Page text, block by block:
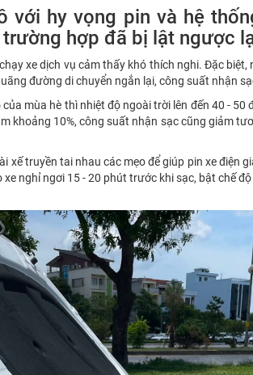
với hy vọng pin và hệ
hợp đã bị lật ngược
xe dịch vụ cảm thấy khó thích nghi. Đặc
đường di chuyển ngắn lại, công suất nhận
mùa hè thì nhiệt độ ngoài trời lên đến 40 - 50
khoảng 10%, công suất nhận sạc cũng giảm
xế truyền tai nhau các mẹo để giúp pin xe điện
nghỉ ngơi 15 - 20 phút trước khi sạc, bật chế